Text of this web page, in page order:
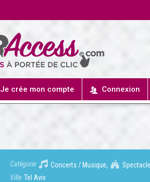
Je crée mon compte Connexion
Catégorie Concerts / Musique,
Ville Tel Aviv